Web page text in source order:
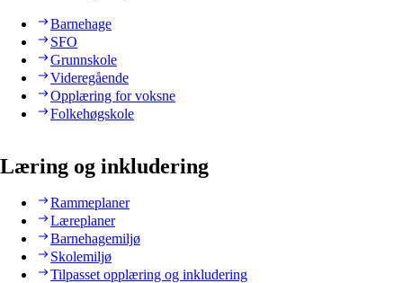
Barnehage
SFO
Grunnskole
Videregående
Opplæring for voksne
Folkehøgskole
Læring og inkludering
Rammeplaner
Læreplaner
Barnehagemiljø
Skolemiljø
Tilpasset opplæring og inkludering